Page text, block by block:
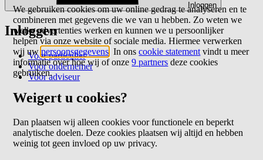
Inloggen
Inloggen
Voor particulier
Voor ondernemer
Voor adviseur
We gebruiken cookies om uw online gedrag te analyseren en te
combineren met gegevens die we van u hebben. Zo weten we
welke advertenties werken en kunnen we u persoonlijker
helpen via onze website of sociale media. Hiermee verwerken
wij uwpersoonsgegevens . In onscookie statement vindt u meer
informatie over hoe wij of onze9 partners deze cookies
gebruiken.
Weigert u cookies?
Dan plaatsen wij alleen cookies voor functionele en beperkt
analytische doelen. Deze cookies plaatsen wij altijd en hebben
weinig tot geen invloed op uw privacy.